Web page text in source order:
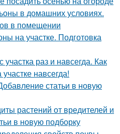
в домашних условиях.
в помещении
на участке. Подготовка
раз и навсегда. Как
навсегда!
статьи в новую
растений от вредителей и
в новую подборку